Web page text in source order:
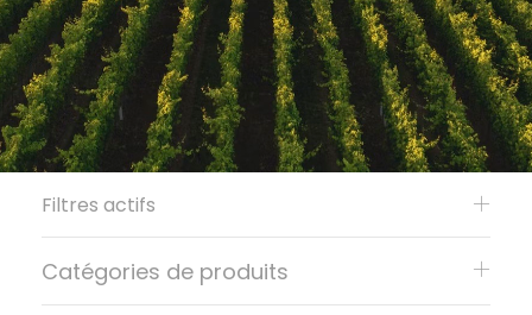
Filtres actifs
Catégories de produits